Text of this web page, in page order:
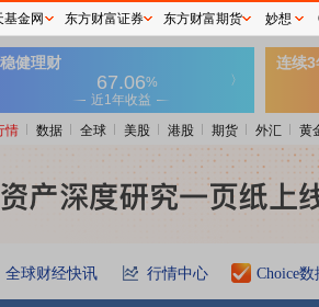
情 数据 全球 美股 港股 期货 外汇 黄
全球财经快讯 行情中心 Choice数
基金网 东方财富证券 东方财富期货 妙想